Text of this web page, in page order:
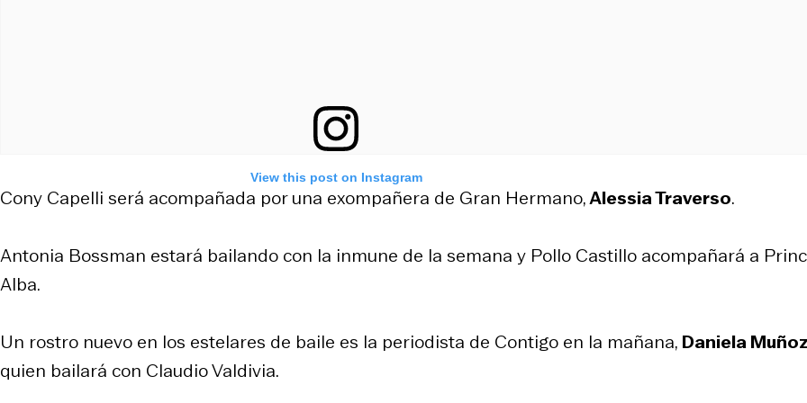
View this post on Instagram
Cony Capelli será acompañada por una exompañera de Gran Hermano,Alessia Traverso.
Antonia Bossman estará bailando con la inmune de la semana y Pollo Castillo acompañará a
Alba.
Un rostro nuevo en los estelares de baile es la periodista de Contigo en la mañana, Daniela Muñoz
quien bailará con Claudio Valdivia.